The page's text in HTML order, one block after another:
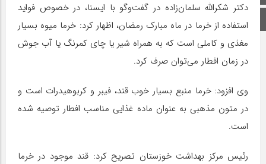
اینستاگرام
دکتر شکرالله سلمان‌زاده در گفت‌وگو با ایسنا، در خصوص فواید
استفاده از خرما در ماه مبارک رمضان، اظهار کرد: خرما میوه بسیار
مغذی و کاملی است که به همراه شیر یا چای کمرنگ یا آب جوش
در زمان افطار می‌توان صرف کرد.
وی افزود: خرما منبع بسیار خوب قند، فیبر و کربوهیدرات است و
در متون مذهبی به عنوان ماده غذایی مناسب افطار توصیه شده
است.
رئیس مرکز بهداشت خوزستان تصریح کرد: قند موجود در خرما